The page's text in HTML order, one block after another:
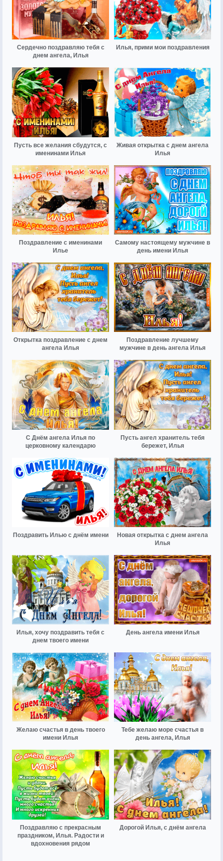
Сердечно поздравляю тебя с
днем ангела, Илья
Илья, прими мои поздравления
Пусть все желания сбудутся, с
именинами Илья
Живая открытка с днем ангела
Илья
Поздравление с именинами
Илье
Самому настоящему мужчине в
день имени Илья
Открытка поздравление с днем
ангела Илья
Поздравление лучшему
мужчине в день ангела Илья
С Днём ангела Илья по
церковному календарю
Пусть ангел хранитель тебя
бережет, Илья
Поздравить Илью с днём имени
Новая открытка с днем ангела
Илья
Илья, хочу поздравить тебя с
днем твоего имени
День ангела имени Илья
Желаю счастья в день твоего
имени Илья
Тебе желаю море счастья в
день ангела, Илья
Поздравляю с прекрасным
праздником, Илья. Радости и
вдохновения рядом
Дорогой Илья, с днём ангела